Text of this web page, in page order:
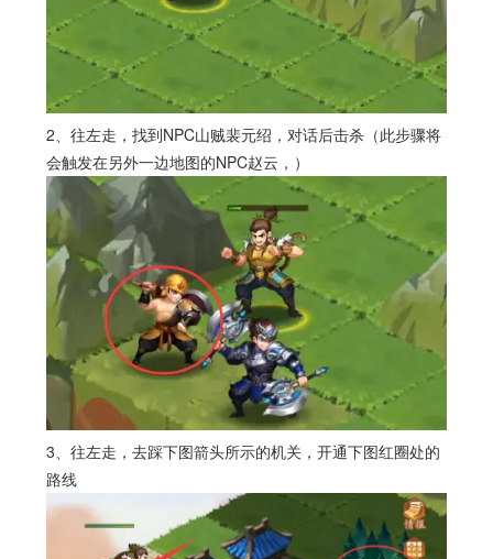
2、往左走，找到NPC山贼裴元绍，对话后击杀（此步骤将
会触发在另外一边地图的NPC赵云，）
3、往左走，去踩下图箭头所示的机关，开通下图红圈处的
路线